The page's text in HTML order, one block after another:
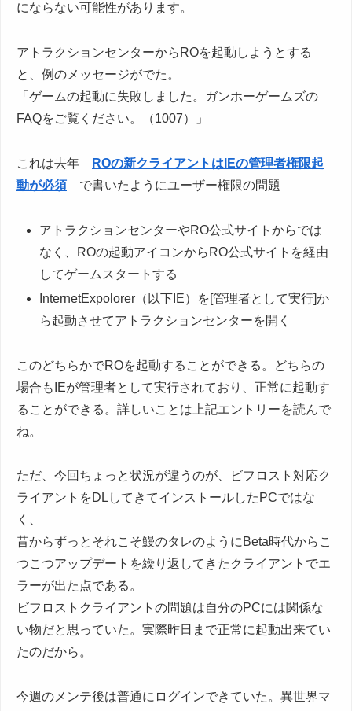
にならない可能性があります。
アトラクションセンターからROを起動しようとする
と、例のメッセージがでた。
「ゲームの起動に失敗しました。ガンホーゲームズの
FAQをご覧ください。（1007）」
これは去年
ROの新クライアントはIEの管理者権限起
動が必須 で書いたようにユーザー権限の問題
アトラクションセンターやRO公式サイトからでは
なく、ROの起動アイコンからRO公式サイトを経由
してゲームスタートする
InternetExpolorer（以下IE）を[管理者として実行]か
ら起動させてアトラクションセンターを開く
このどちらかでROを起動することができる。どちらの
場合もIEが管理者として実行されており、正常に起動す
ることができる。詳しいことは上記エントリーを読んで
ね。
ただ、今回ちょっと状況が違うのが、ビフロスト対応ク
ライアントをDLしてきてインストールしたPCではな
く、
昔からずっとそれこそ鰻のタレのようにBeta時代からこ
つこつアップデートを繰り返してきたクライアントでエ
ラーが出た点である。
ビフロストクライアントの問題は自分のPCには関係な
い物だと思っていた。実際昨日まで正常に起動出来てい
たのだから。
今週のメンテ後は普通にログインできていた。異世界マ